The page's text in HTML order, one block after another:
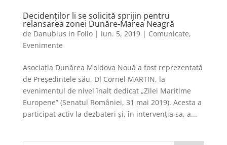
Decidenților li se solicită sprijin pentru
relansarea zonei Dunăre-Marea Neagră
de Danubius in Folio| iun. 5, 2019| Comunicate,
Evenimente
Asociația Dunărea Moldova Nouă a fost reprezentată
de Președintele său, Dl Cornel MARTIN, la
evenimentul de nivel înalt dedicat „Zilei Maritime
Europene” (Senatul României, 31 mai 2019). Acesta a
participat activ la dezbateri și, în intervenția sa, a...